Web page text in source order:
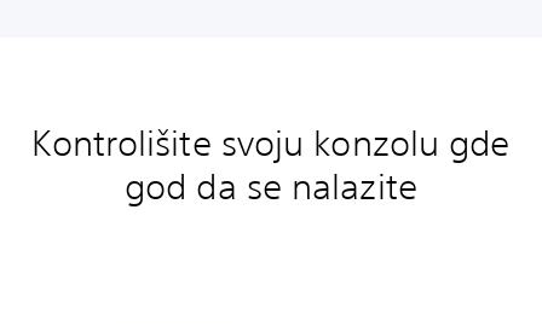
Kontrolišite svoju konzolu gde
god da se nalazite